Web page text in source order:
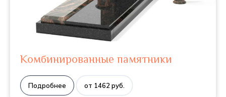
Комбинированные памятники
Подробнее от 1462 руб.